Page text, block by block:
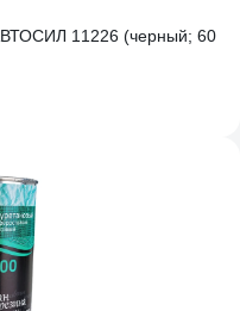
11226 (черный; 60